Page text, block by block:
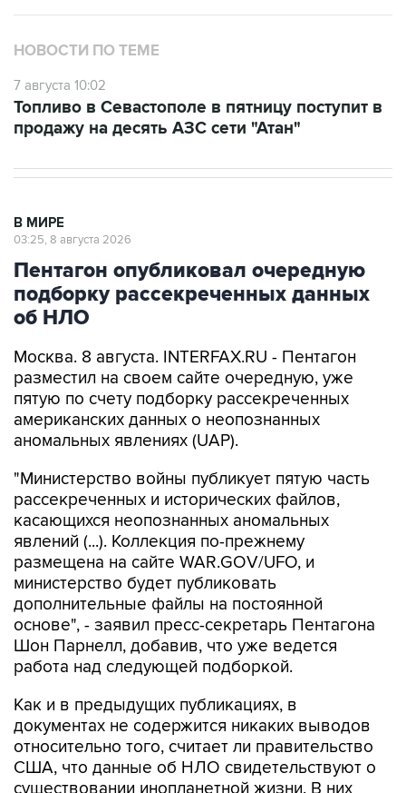
НОВОСТИ ПО ТЕМЕ
7 августа 10:02
Топливо в Севастополе в пятницу поступит в
продажу на десять АЗС сети "Атан"
В МИРЕ
03:25, 8 августа 2026
Пентагон опубликовал очередную
подборку рассекреченных данных
об НЛО
Москва. 8 августа. INTERFAX.RU - Пентагон
разместил на своем сайте очередную, уже
пятую по счету подборку рассекреченных
американских данных о неопознанных
аномальных явлениях (UAP).
"Министерство войны публикует пятую часть
рассекреченных и исторических файлов,
касающихся неопознанных аномальных
явлений (...). Коллекция по-прежнему
размещена на сайте WAR.GOV/UFO, и
министерство будет публиковать
дополнительные файлы на постоянной
основе", - заявил пресс-секретарь Пентагона
Шон Парнелл, добавив, что уже ведется
работа над следующей подборкой.
Как и в предыдущих публикациях, в
документах не содержится никаких выводов
относительно того, считает ли правительство
США, что данные об НЛО свидетельствуют о